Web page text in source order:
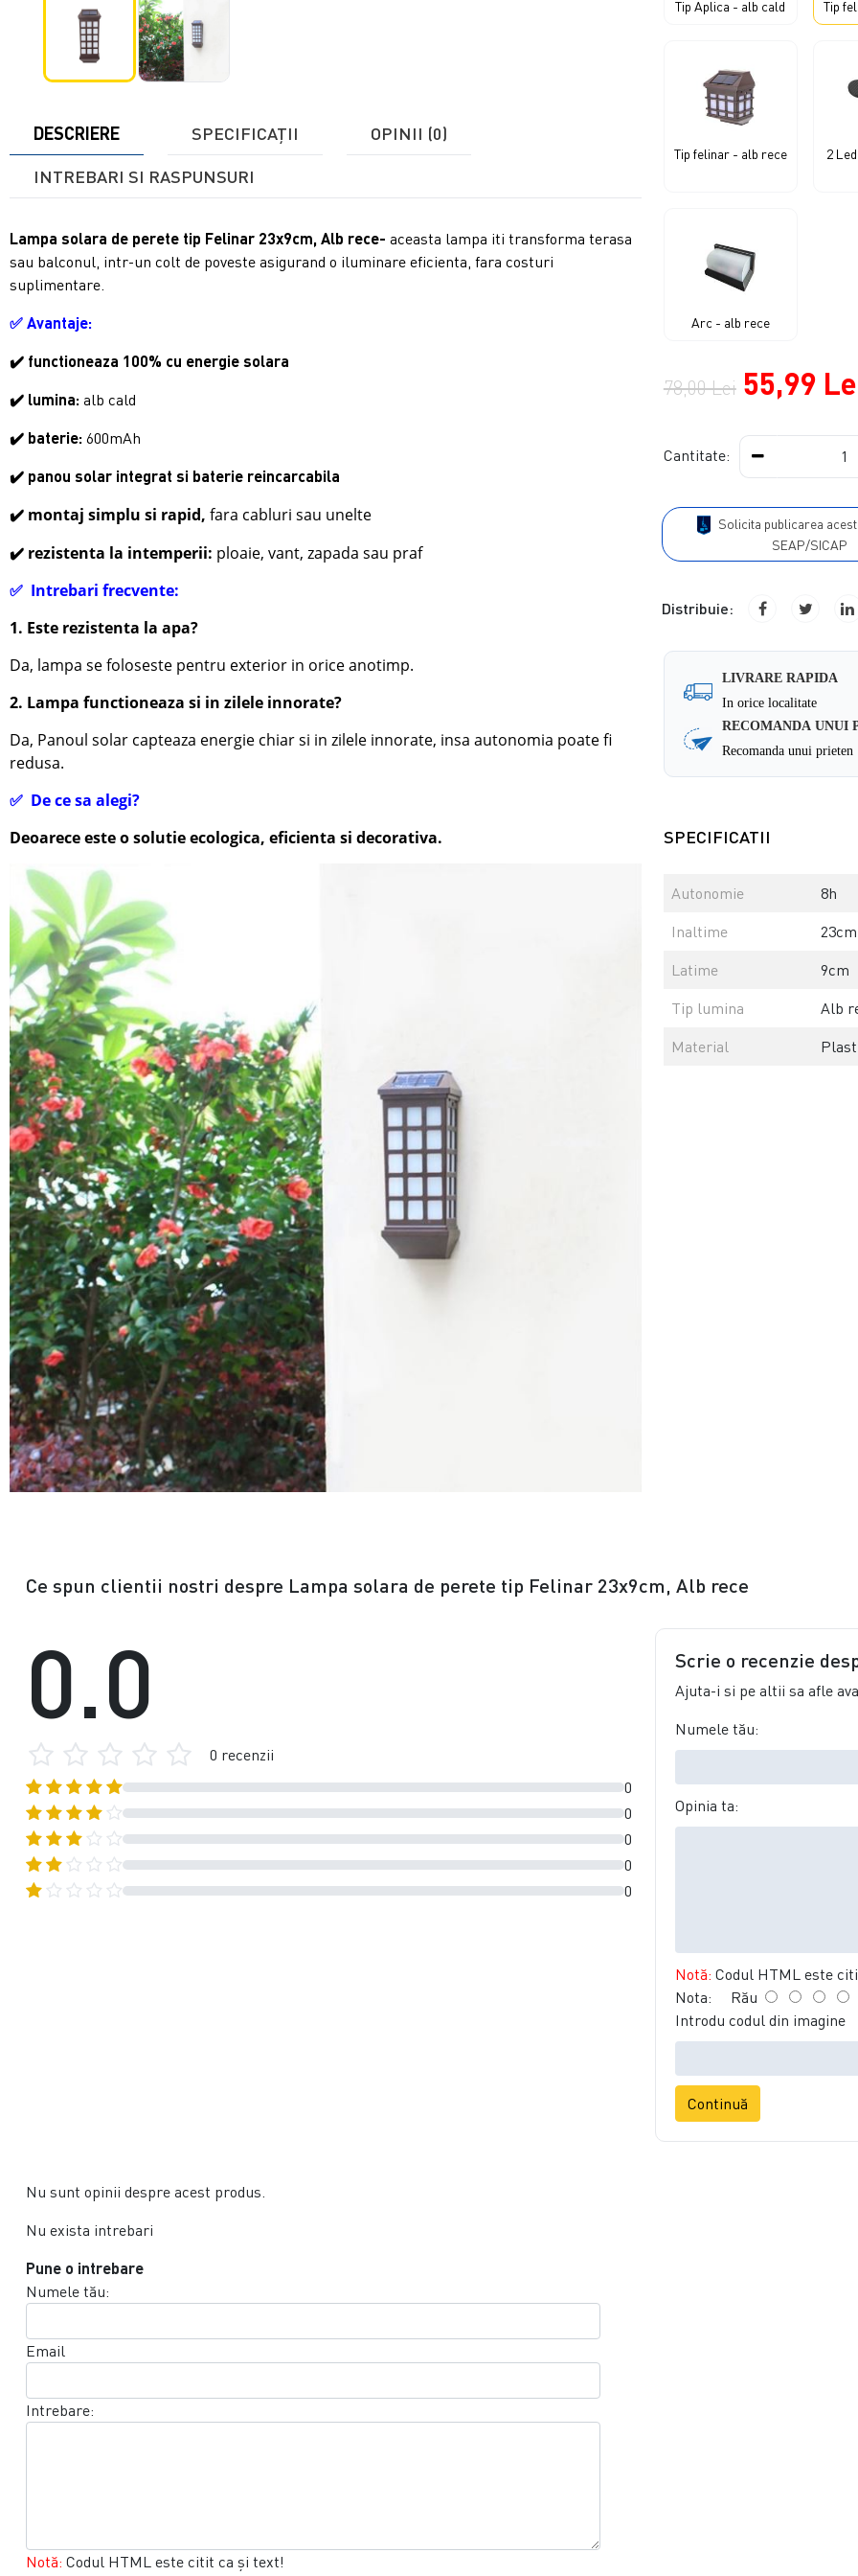
DESCRIERE SPECIFICAŢII OPINII (0)
INTREBARI SI RASPUNSURI
Lampa solara de perete tip Felinar 23x9cm, Alb rece-aceasta lampa iti transforma terasa
sau balconul, intr-un colt de poveste asigurand o iluminare eficienta, fara costuri
suplimentare.
✅ Avantaje:
✔️ functioneaza 100% cu energie solara
✔️ lumina:albcald
✔️ baterie: 600mAh
✔️ panou solar integrat si baterie reincarcabila
✔️ montaj simplu si rapid, fara cabluri sau unelte
✔️ rezistenta la intemperii: ploaie, vant, zapada sau praf
✅ Intrebari frecvente:
1. Este rezistenta la apa?
Da, lampa se foloseste pentru exterior in orice anotimp.
2. Lampa functioneaza si in zilele innorate?
Da, Panoul solar capteaza energie chiar si in zilele innorate, insa autonomia poate fi
redusa.
✅ De ce sa alegi?
Deoarece este o solutie ecologica, eficienta si decorativa.
Tip Aplica - alb cald Tip
Tip felinar - alb rece 2
Arc - alb rece
78,00 Lei 55,99
Cantitate:
SEAP/SICAP
Distribuie:
LIVRARE RAPIDA
In orice localitate
RECOMANDA UNUI
Recomanda unui prieten
SPECIFICATII
Autonomie
8h
Inaltime
23cm
Latime
9cm
Tip lumina
Alb
Material
Ce spun clientii nostri despre Lampa solara de perete tip Felinar 23x9cm, Alb rece
0
0
0
0
0
0.0
0 recenzii
Scrie o recenzie
Ajuta-i si pe altii sa afle
Numele tău:
Opinia ta:
Notă: Codul HTML este
Nota: Rău
Introdu codul din imagine
Continuă
Nu sunt opinii despre acest produs.
Nu exista intrebari
Pune o intrebare
Numele tău:
Email
Intrebare:
Notă: Codul HTML este citit ca şi text!